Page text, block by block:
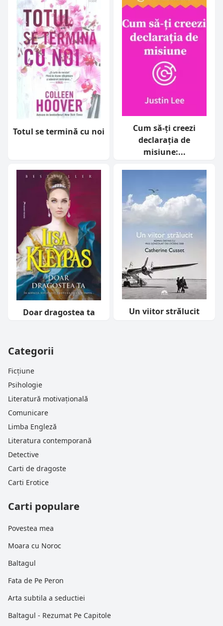
Totul se termină cu noi
Cum să-ți creezi
declarația de
misiune:...
Doar dragostea ta Un viitor strălucit
Categorii
Ficțiune
Psihologie
Literatură motivațională
Comunicare
Limba Engleză
Literatura contemporană
Detective
Carti de dragoste
Carti Erotice
Carti populare
Povestea mea
Moara cu Noroc
Baltagul
Fata de Pe Peron
Arta subtila a seductiei
Baltagul - Rezumat Pe Capitole